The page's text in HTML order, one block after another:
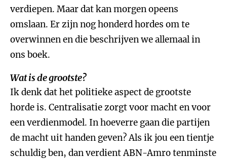
verdiepen. Maar dat kan morgen opeens
omslaan. Er zijn nog honderd hordes om te
overwinnen en die beschrijven we allemaal in
ons boek.
Wat is de grootste?
Ik denk dat het politieke aspect de grootste
horde is. Centralisatie zorgt voor macht en voor
een verdienmodel. In hoeverre gaan die partijen
de macht uit handen geven? Als ik jou een tientje
schuldig ben, dan verdient ABN-Amro tenminste